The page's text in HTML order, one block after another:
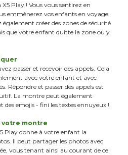
Play ! Vous vous sentirez en
emmènerez vos enfants en voyage
créer des zones de sécurité
que votre enfant quitte la zone ou y
passer et recevoir des appels. Cela
avec votre enfant et avec
Répondre et passer des appels est
La montre peut également
des emojis - fini les textes ennuyeux !
votre montre
Play donne à votre enfant la
Il peut partager les photos avec
vous tenant ainsi au courant de ce